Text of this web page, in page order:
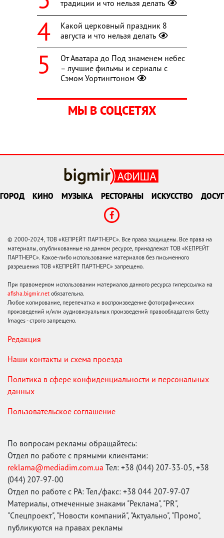
традиции и что нельзя делать
Какой церковный праздник 8
августа и что нельзя делать
От Аватара до Под знаменем небес
– лучшие фильмы и сериалы с
Сэмом Уортингтоном
МЫ В СОЦСЕТЯХ
ГОРОД КИНО МУЗЫКА РЕСТОРАНЫ ИСКУССТВО ДОСУГ
© 2000-2024, ТОВ «КЕПРЕЙТ ПАРТНЕРС». Все права защищены. Все права на
материалы, опубликованные на данном ресурсе, принадлежат ТОВ «КЕПРЕЙТ
ПАРТНЕРС». Какое-либо использование материалов без письменного
разрешения ТОВ «КЕПРЕЙТ ПАРТНЕРС» запрещено.
При правомерном использовании материалов данного ресурса гиперссылка на
afisha.bigmir.net обязательна.
Любое копирование, перепечатка и воспроизведение фотографических
произведений и/или аудиовизуальных произведений правообладателя Getty
Images - строго запрещено.
Редакция
Наши контакты и схема проезда
Политика в сфере конфиденциальности и персональных
данных
Пользовательское соглашение
По вопросам рекламы обращайтесь:
Отдел по работе с прямыми клиентами:
reklama@mediadim.com.ua Тел: +38 (044) 207-33-05, +38
(044) 207-97-00
Отдел по работе с РА: Тел./факс: +38 044 207-97-07
Материалы, отмеченные знаками "Реклама", "PR",
"Спецпроект", "Новости компаний", "Актуально", "Промо",
публикуются на правах рекламы